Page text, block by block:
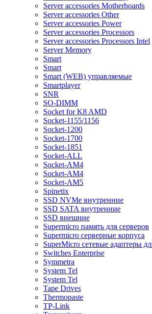
Server accessories Motherboards
Server accessories Other
Server accessories Power
Server accessories Processors
Server accessories Processors Intel
Server Memory
Smart
Smart
Smart (WEB) управляемые
Smartplayer
SNR
SO-DIMM
Socket for K8 AMD
Socket-1155/1156
Socket-1200
Socket-1700
Socket-1851
Socket-ALL
Socket-AM4
Socket-AM4
Socket-AM5
Spinetix
SSD NVMe внутренние
SSD SATA внутренние
SSD внешние
Supermicro память для серверов
Supermicro серверные корпуса
SuperMicro сетевые адаптеры
Switches Enterprise
Symmetra
System Tel
System Tel
Tape Drives
Thermopaste
TP-Link